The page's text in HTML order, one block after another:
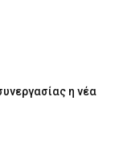
η νέα